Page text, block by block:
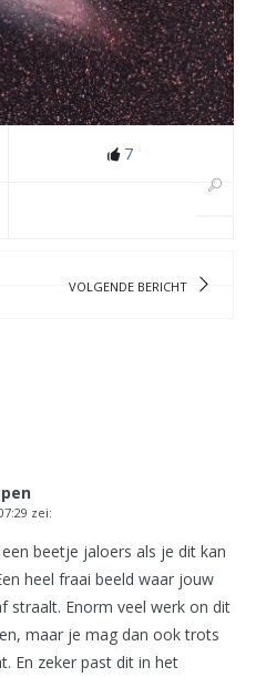
7
VOLGENDE BERICHT
zei:
beetje jaloers als je dit kan
heel fraai beeld waar jouw
straalt. Enorm veel werk on dit
maar je mag dan ook trots
En zeker past dit in het